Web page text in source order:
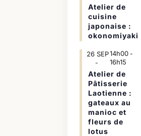
Atelier de
cuisine
japonaise :
okonomiyaki
26 SEP14h00-
16h15
Atelier de
Pâtisserie
Laotienne :
gateaux au
manioc et
fleurs de
lotus